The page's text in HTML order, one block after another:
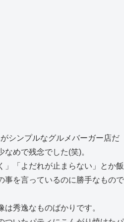
シンプルなグルメバーガー店だ
めで残念でした(笑)。
」「よだれが止まらない」とか飯
事を言っているのに勝手なもので
秀逸なものばかりです。